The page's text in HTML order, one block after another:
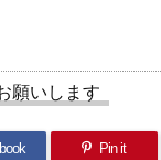
願いします
Pin it